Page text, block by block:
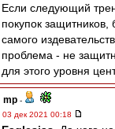
Если следующий
покупок защитников,
самого
проблема - не
для этого уровня
mp -
03 дек 2021 00:18